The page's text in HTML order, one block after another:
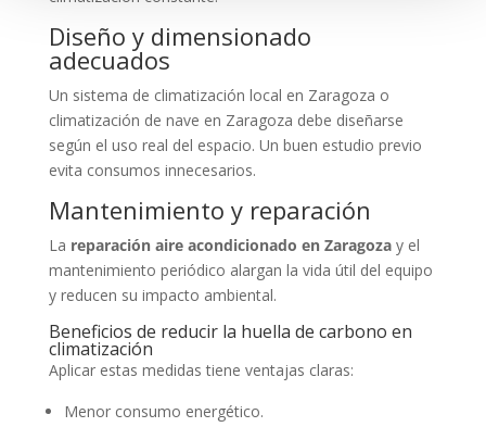
Diseño y dimensionado
adecuados
Un sistema de climatización local en Zaragoza o
climatización de nave en Zaragoza debe diseñarse
según el uso real del espacio. Un buen estudio previo
evita consumos innecesarios.
Mantenimiento y reparación
La reparación aire acondicionado en Zaragozay el
mantenimiento periódico alargan la vida útil del equipo
y reducen su impacto ambiental.
Beneficios de reducir la huella de carbono en
climatización
Aplicar estas medidas tiene ventajas claras:
Menor consumo energético.